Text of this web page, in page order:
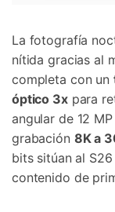
La fotografía
nítida gracias al
completa con un
óptico 3xpara
angular de 12
grabación 8K a
bits sitúan al
contenido de